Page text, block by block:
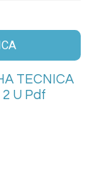
TECNICA
2 U Pdf